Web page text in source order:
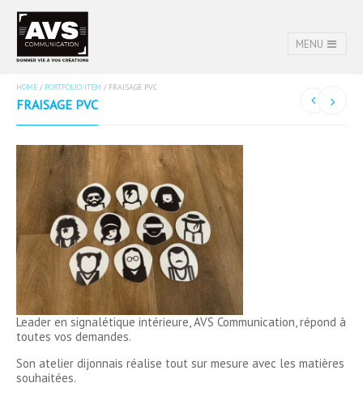
MENU
HOME / PORTFOLIO ITEM / FRAISAGE PVC
FRAISAGE PVC
Leader en signalétique intérieure, AVS Communication, répond à
toutes vos demandes.
Son atelier dijonnais réalise tout sur mesure avec les matières
souhaitées.